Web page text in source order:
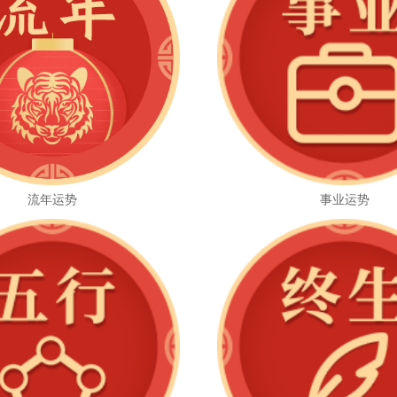
流年运势 事业运势